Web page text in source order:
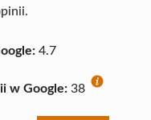
4.7
w Google: 38